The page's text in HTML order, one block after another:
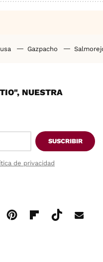
Gazpacho
NUESTRA
SUSCRIBIR
de privacidad